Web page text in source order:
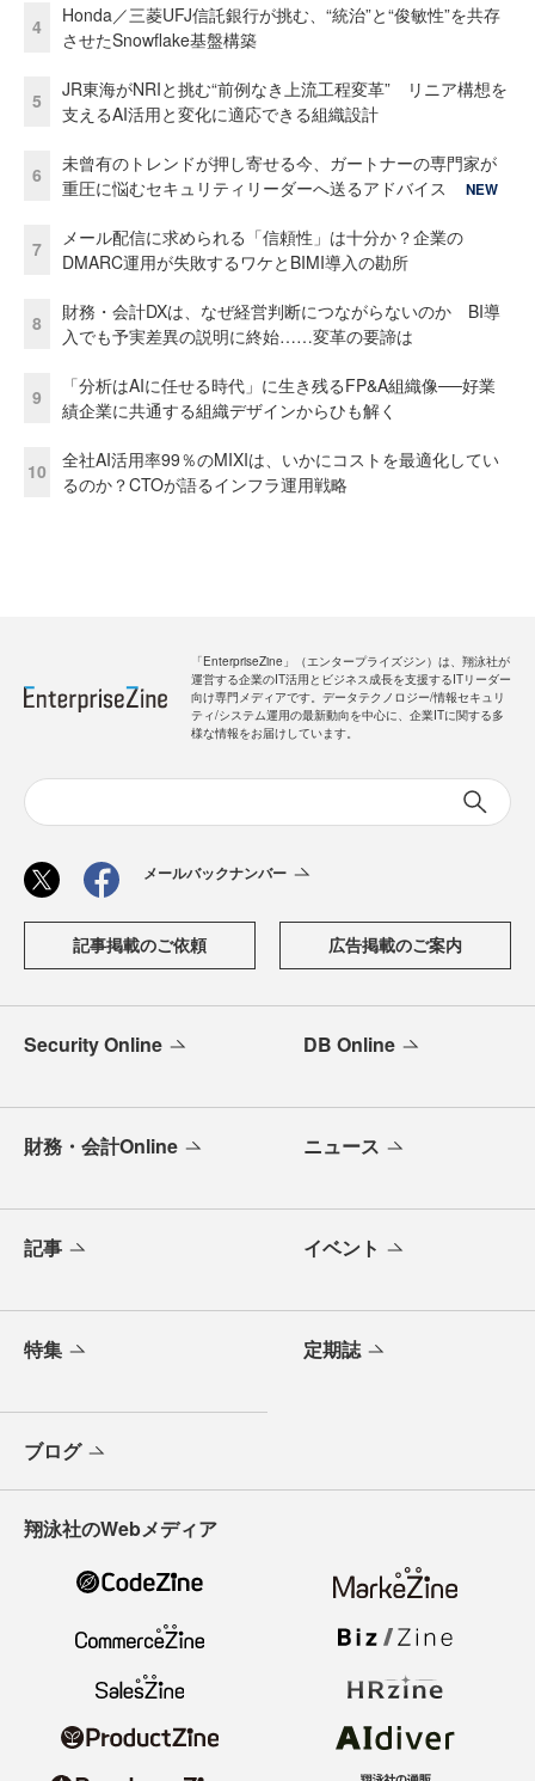
4
Honda／三菱UFJ信託銀行が挑む、“統治”と“俊敏性”を共存
させたSnowflake基盤構築
5
JR東海がNRIと挑む“前例なき上流工程変革” リニア構想を
支えるAI活用と変化に適応できる組織設計
6
未曾有のトレンドが押し寄せる今、ガートナーの専門家が
重圧に悩むセキュリティリーダーへ送るアドバイス
NEW
7
メール配信に求められる「信頼性」は十分か？企業の
DMARC運用が失敗するワケとBIMI導入の勘所
8
財務・会計DXは、なぜ経営判断につながらないのか BI導
入でも予実差異の説明に終始……変革の要諦は
9
「分析はAIに任せる時代」に生き残るFP&A組織像──好業
績企業に共通する組織デザインからひも解く
10
全社AI活用率99％のMIXIは、いかにコストを最適化してい
るのか？CTOが語るインフラ運用戦略
「EnterpriseZine」（エンタープライズジン）は、翔泳社が
運営する企業のIT活用とビジネス成長を支援するITリーダー
向け専門メディアです。データテクノロジー/情報セキュリ
ティ/システム運用の最新動向を中心に、企業ITに関する多
様な情報をお届けしています。
メールバックナンバー
記事掲載のご依頼 広告掲載のご案内
Security Online DB Online
財務・会計Online ニュース
記事 イベント
特集 定期誌
ブログ
翔泳社のWebメディア